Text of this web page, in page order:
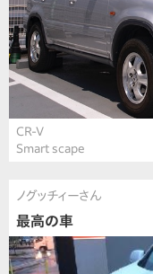
CR-V
Smart scape
ノグッチィーさん
最高の車